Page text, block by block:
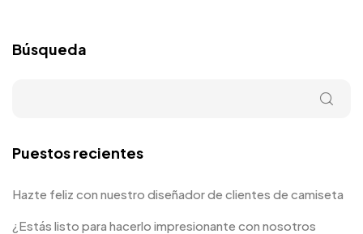
Búsqueda
Puestos recientes
Hazte feliz con nuestro diseñador de clientes de camiseta
¿Estás listo para hacerlo impresionante con nosotros